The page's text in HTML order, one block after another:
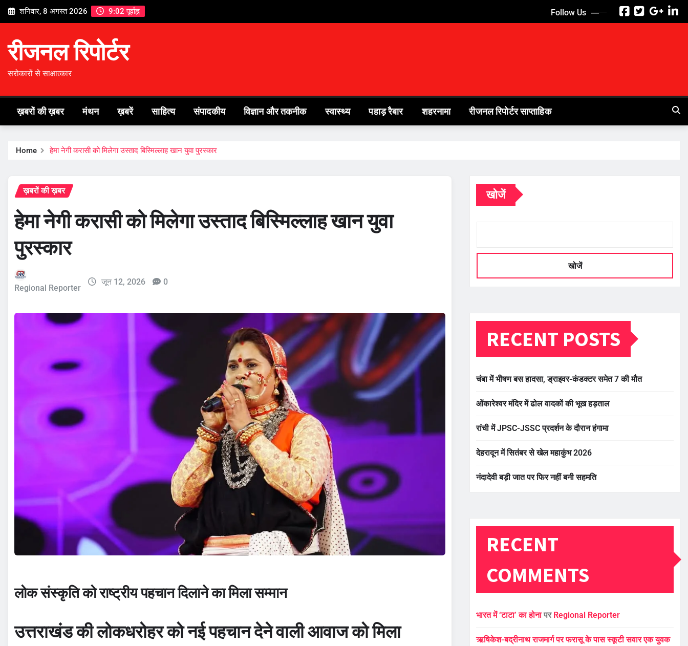
Skip
शनिवार, 8 अगस्त 2026 9:02 पूर्वाह्न Follow Us
रीजनल रिपोर्टर
सरोकारों से साक्षात्कार
ख़बरों की ख़बर मंथन ख़बरें साहित्य संपादकीय विज्ञान और तकनीक स्वास्थ्य पहाड़ रैबार शहरनामा रीजनल रिपोर्टर साप्ताहिक
Home हेमा नेगी करासी को मिलेगा उस्ताद बिस्मिल्लाह खान युवा पुरस्कार
ख़बरों की ख़बर
हेमा नेगी करासी को मिलेगा उस्ताद बिस्मिल्लाह खान युवा
पुरस्कार
Regional Reporter
जून 12, 2026 0
लोक संस्कृति को राष्ट्रीय पहचान दिलाने का मिला सम्मान
उत्तराखंड की लोकधरोहर को नई पहचान देने वाली आवाज को मिला
खोजें
खोजें
RECENT POSTS
चंबा में भीषण बस हादसा, ड्राइवर-कंडक्टर समेत 7 की मौत
ओंकारेश्वर मंदिर में ढोल वादकों की भूख हड़ताल
रांची में JPSC-JSSC प्रदर्शन के दौरान हंगामा
देहरादून में सितंबर से खेल महाकुंभ 2026
नंदादेवी बड़ी जात पर फिर नहीं बनी सहमति
RECENT
COMMENTS
भारत में ‘टाटा’ का होनापर Regional Reporter
ऋषिकेश-बद्रीनाथ राजमार्ग पर फरासू के पास स्कूटी सवार एक युवक